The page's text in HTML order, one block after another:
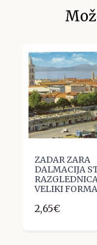
ZADAR ZARA
DALMACIJA
VELIKI
2,65€